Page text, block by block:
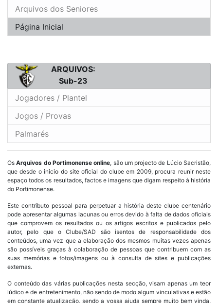
Arquivos dos Seniores
Página Inicial
ARQUIVOS:
Sub-23
Jogadores / Plantel
Jogos / Provas
Palmarés
OsArquivos do Portimonense online, são um projecto de Lúcio Sacristão,
que desde o inicio do site oficial do clube em 2009, procura reunir neste
espaço todos os resultados, factos e imagens que digam respeito à história
do Portimonense.
Este contributo pessoal para perpetuar a história deste clube centenário
pode apresentar algumas lacunas ou erros devido à falta de dados oficiais
que comprovem os resultados ou os artigos escritos e publicados pelo
autor, pelo que o Clube/SAD são isentos de responsabilidade dos
conteúdos, uma vez que a elaboração dos mesmos muitas vezes apenas
são possíveis graças à colaboração de pessoas que contribuem com as
suas memórias e fotos/imagens ou à consulta de sites e publicações
externas.
O conteúdo das várias publicações nesta secção, visam apenas um teor
lúdico e de entretenimento, não sendo de modo algum vinculativas e estão
em constante atualização, sendo a vossa ajuda sempre muito bem vinda,